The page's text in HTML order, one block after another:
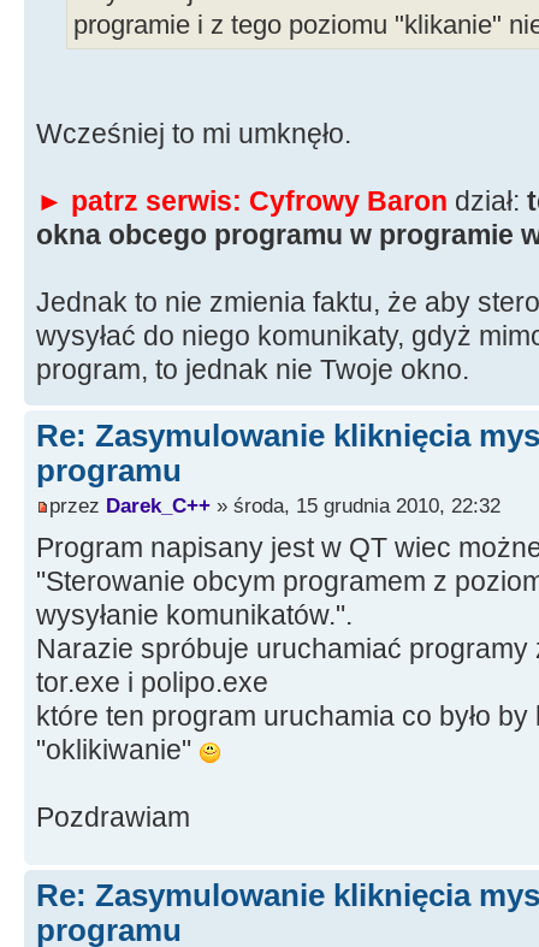
programie i z tego poziomu "klikanie"
Wcześniej to mi umknęło.
► patrz serwis: Cyfrowy Baron dział:
okna obcego programu w programie
Jednak to nie zmienia faktu, że aby
wysyłać do niego komunikaty, gdyż
program, to jednak nie Twoje okno.
Re: Zasymulowanie kliknięcia
programu
przez Darek_C++ » środa, 15 grudnia 2010, 22:32
Program napisany jest w QT wiec
"Sterowanie obcym programem z
wysyłanie komunikatów.".
Narazie spróbuje uruchamiać programy
tor.exe i polipo.exe
które ten program uruchamia co było
"oklikiwanie"
Pozdrawiam
Re: Zasymulowanie kliknięcia
programu